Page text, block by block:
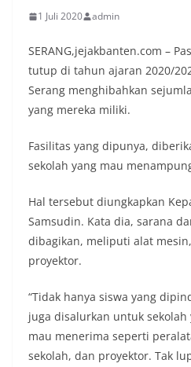
1 Juli 2020 admin
SERANG,jejakbanten.com –
tutup di tahun ajaran 2020/
Serang menghibahkan
yang mereka miliki.
Fasilitas yang dipunya,
sekolah yang mau
Hal tersebut diungkapkan
Samsudin. Kata dia, sarana
dibagikan, meliputi alat
proyektor.
“Tidak hanya siswa yang
juga disalurkan untuk
mau menerima seperti
sekolah, dan proyektor. Tak